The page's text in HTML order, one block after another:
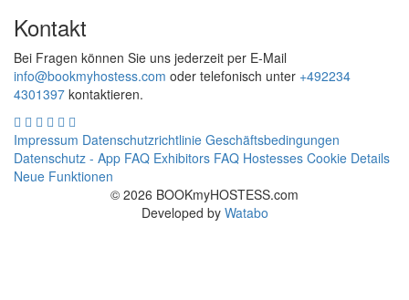
Kontakt
Bei Fragen können Sie uns jederzeit per E-Mail
info@bookmyhostess.com oder telefonisch unter +492234
4301397 kontaktieren.
Impressum Datenschutzrichtlinie Geschäftsbedingungen
Datenschutz - App FAQ Exhibitors FAQ Hostesses Cookie Details
Neue Funktionen
© 2026 BOOKmyHOSTESS.com
Developed by Watabo